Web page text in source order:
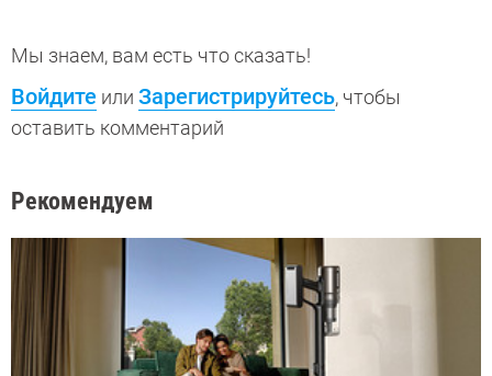
Мы знаем, вам есть что сказать!
Войдите или Зарегистрируйтесь, чтобы
оставить комментарий
Рекомендуем